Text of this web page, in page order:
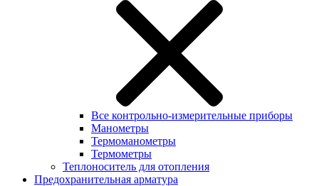
Все контрольно-измерительные приборы
Манометры
Термоманометры
Термометры
Теплоноситель для отопления
Предохранительная арматура